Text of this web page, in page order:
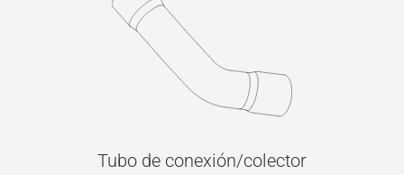
Tubo de conexión/colector